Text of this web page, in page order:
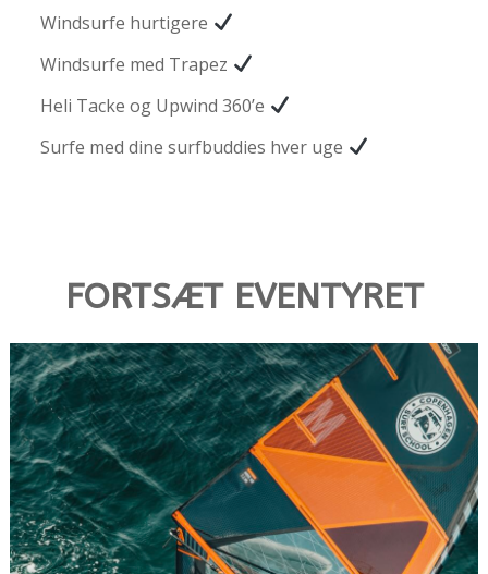
Windsurfe hurtigere
Windsurfe med Trapez
Heli Tacke og Upwind 360’e
Surfe med dine surfbuddies hver uge
FORTSÆT EVENTYRET